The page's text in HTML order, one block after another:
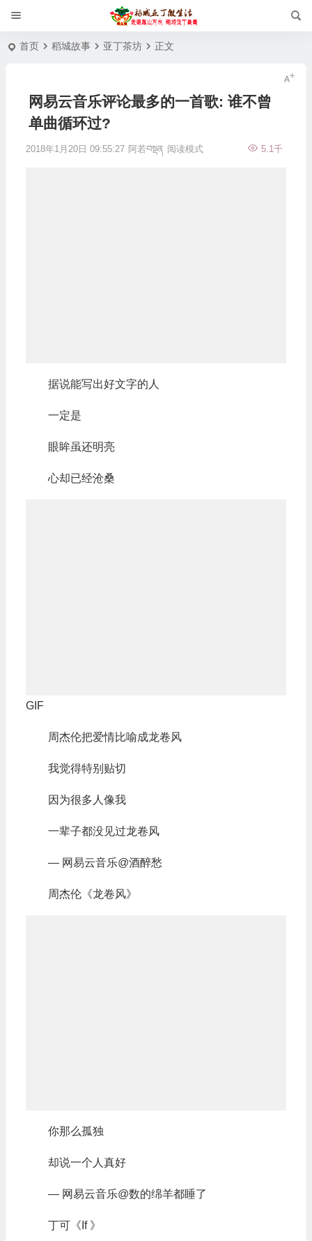
首页 稻城故事 亚丁茶坊 正文
网易云音乐评论最多的一首歌: 谁不曾
单曲循环过?
2018年1月20日 09:55:27 阿若བསྡན 5.1千
阅读模式
据说能写出好文字的人
一定是
眼眸虽还明亮
心却已经沧桑
GIF
周杰伦把爱情比喻成龙卷风
我觉得特别贴切
因为很多人像我
一辈子都没见过龙卷风
— 网易云音乐@酒醉愁
周杰伦《龙卷风》
你那么孤独
却说一个人真好
— 网易云音乐@数的绵羊都睡了
丁可《If 》